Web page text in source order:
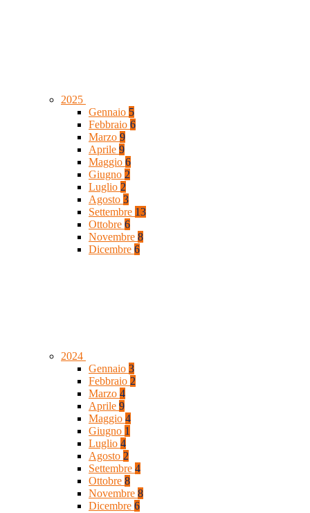
2025
Gennaio 5
Febbraio 6
Marzo 9
Aprile 9
Maggio 6
Giugno 2
Luglio 2
Agosto 3
Settembre 13
Ottobre 6
Novembre 8
Dicembre 6
2024
Gennaio 3
Febbraio 2
Marzo 4
Aprile 9
Maggio 4
Giugno 1
Luglio 4
Agosto 2
Settembre 4
Ottobre 8
Novembre 8
Dicembre 6